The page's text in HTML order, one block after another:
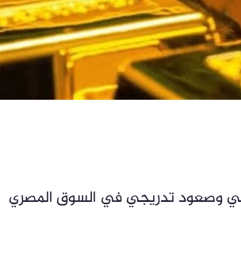
وصعود تدريجي في السوق المصري